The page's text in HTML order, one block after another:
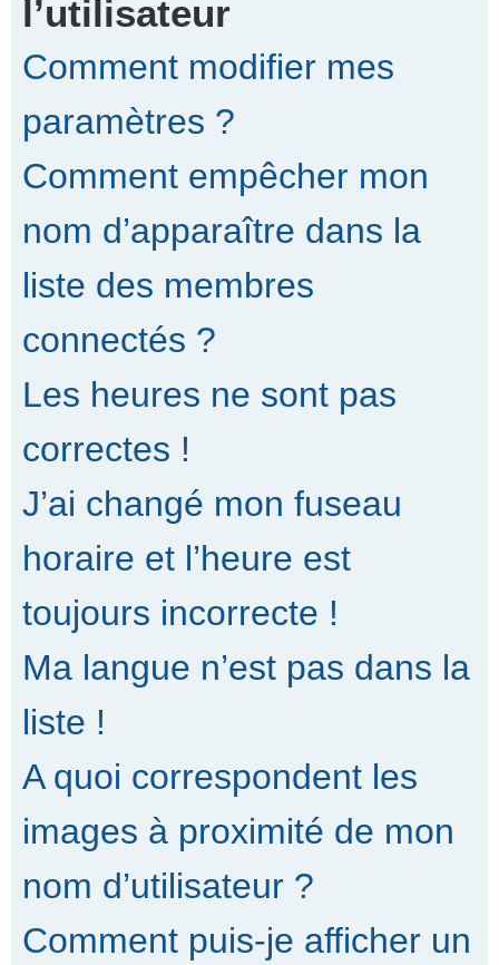
l’utilisateur
Comment modifier mes
paramètres ?
Comment empêcher mon
nom d’apparaître dans la
liste des membres
connectés ?
Les heures ne sont pas
correctes !
J’ai changé mon fuseau
horaire et l’heure est
toujours incorrecte !
Ma langue n’est pas dans la
liste !
A quoi correspondent les
images à proximité de mon
nom d’utilisateur ?
Comment puis-je afficher un